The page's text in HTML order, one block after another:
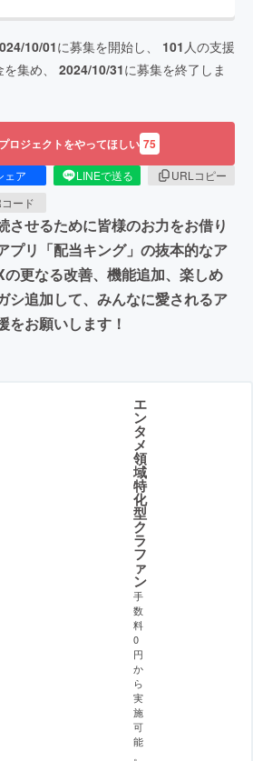
10/01に募集を開始し、 101 人の支援
集め、 2024/10/31に募集を終了しま
ロジェクトをやってほしい 75
ェア LINEで送る
URLコピー
ード
させるために皆様のお力をお借り
プリ「配当キング」の抜本的なア
更なる改善、機能追加、楽しめ
シ追加して、みんなに愛されるア
をお願いします！
エ
ン
タ
メ
領
域
特
化
型
ク
ラ
フ
ァ
ン
手
数
料
0
円
か
ら
実
施
可
能